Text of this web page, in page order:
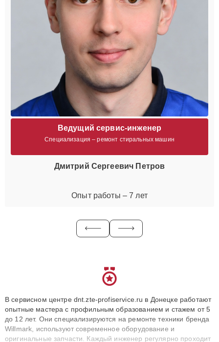
Ведущий сервис-инженер
Специализация – ремонт стиральных машин
Дмитрий Сергеевич Петров
Опыт работы – 7 лет
В сервисном центре dnt.zte-profiservice.ru в Донецке работают
опытные мастера с профильным образованием и стажем от 5
до 12 лет. Они специализируются на ремонте техники бренда
Willmark, используют современное оборудование и
оригинальные запчасти. Каждый инженер регулярно проходит